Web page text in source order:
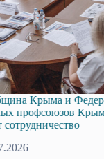
Крыма и
профсоюзов